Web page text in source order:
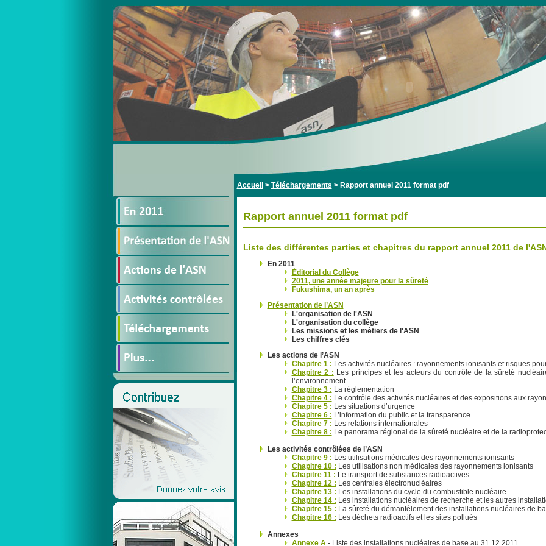
Accueil > Téléchargements > Rapport annuel 2011 format pdf
Rapport annuel 2011 format pdf
Liste des différentes parties et chapitres du rapport annuel 2011 de
En 2011
Éditorial du Collège
2011, une année majeure pour la sûreté
Fukushima, un an après
Présentation de l’ASN
L'organisation de l'ASN
L'organisation du collège
Les missions et les métiers de l'ASN
Les chiffres clés
Les actions de l’ASN
Chapitre 1 : Les activités nucléaires : rayonnements ionisants et risques
Chapitre 2 : Les principes et les acteurs du contrôle de la sûreté
l’environnement
Chapitre 3 : La réglementation
Chapitre 4 : Le contrôle des activités nucléaires et des expositions aux
Chapitre 5 : Les situations d’urgence
Chapitre 6 : L’information du public et la transparence
Chapitre 7 : Les relations internationales
Chapitre 8 : Le panorama régional de la sûreté nucléaire et de la
Les activités contrôlées de l’ASN
Chapitre 9 : Les utilisations médicales des rayonnements ionisants
Chapitre 10 : Les utilisations non médicales des rayonnements ionisants
Chapitre 11 : Le transport de substances radioactives
Chapitre 12 : Les centrales électronucléaires
Chapitre 13 : Les installations du cycle du combustible nucléaire
Chapitre 14 : Les installations nucléaires de recherche et les autres
Chapitre 15 : La sûreté du démantèlement des installations nucléaires de
Chapitre 16 : Les déchets radioactifs et les sites pollués
Annexes
Annexe A - Liste des installations nucléaires de base au 31.12.2011